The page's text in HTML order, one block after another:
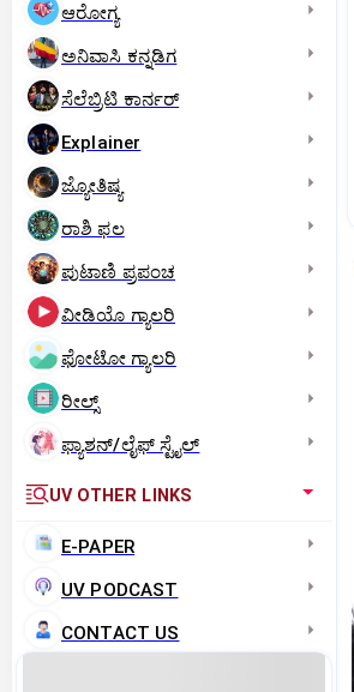
ಆರೋಗ್ಯ
ಅನಿವಾಸಿ ಕನ್ನಡಿಗ
ಸೆಲೆಬ್ರಿಟಿ ಕಾರ್ನರ್‌
Explainer
ಜ್ಯೋತಿಷ್ಯ
ರಾಶಿ ಫಲ
ಪುಟಾಣಿ ಪ್ರಪಂಚ
ವೀಡಿಯೊ ಗ್ಯಾಲರಿ
ಫೋಟೋ ಗ್ಯಾಲರಿ
ರೀಲ್ಸ್
ಫ್ಯಾಶನ್/ಲೈಫ್‌ ಸ್ಟೈಲ್
UV OTHER LINKS
E-PAPER
UV PODCAST
CONTACT US